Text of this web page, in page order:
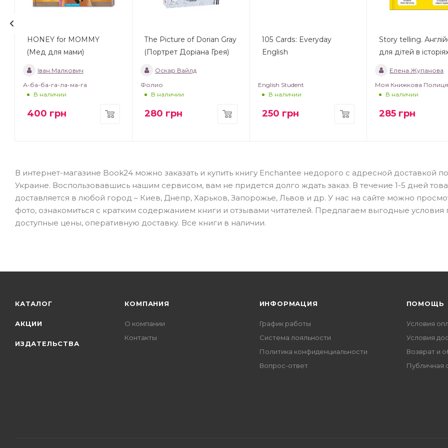
HONEY for MOMMY
(Мед для мами)
Іван Малкович
А-ба-ба-га-ла-ма-га
В наличии
400 грн
The Picture of Dorian Gray
(Портрет Доріана Грея)
Оскар Вайлд
Фолио
В наличии
280 грн
105 Cards: Everyday
English
English Student
В наличии
250 грн
Story telling.
для дітей в
Елена Жупанова
Моя Книжкова Полиця
В наличии
285 грн
В интернет-магазине Book24 можно заказать и купить книгу Enchantee недорого с адресной доставкой по
Украине. Воспользовавшись нашим сервисом, вам не придется долго ждать заказ. В течение 1-5 дней
доставляется в любой город – Киев, Днепр, Харьков, Запорожье, Львов и др. У нас на сайте можно
фото, ознакомиться с кратким содержанием книги и отзывами читателей. Предлагаем выгодные условия
доступные цены, оперативную доставку. Все книги в наличии.
КАТАЛОГ
АКЦИИ
ИЗДАТЕЛЬСТВА
КОМПАНИЯ
О компании
Контакты
ИНФОРМАЦИЯ
График работы
Система лояльности
Политика конфиденциальности
Вопрос-ответ
ПОМОЩЬ
Условия
Условия
Возврат и
Публичная